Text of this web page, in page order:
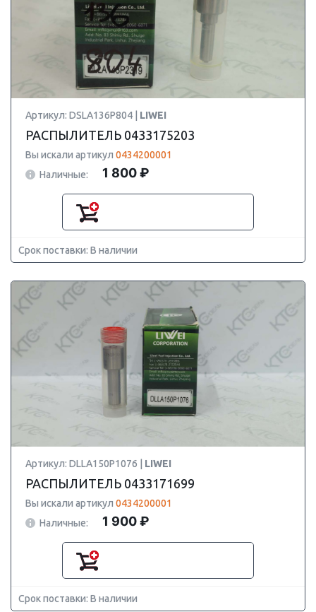
Артикул: DSLA136P804 | LIWEI
РАСПЫЛИТЕЛЬ 0433175203
Вы искали артикул 0434200001
Наличные:
1 800 ₽
Срок поставки: В наличии
Артикул: DLLA150P1076 | LIWEI
РАСПЫЛИТЕЛЬ 0433171699
Вы искали артикул 0434200001
Наличные:
1 900 ₽
Срок поставки: В наличии